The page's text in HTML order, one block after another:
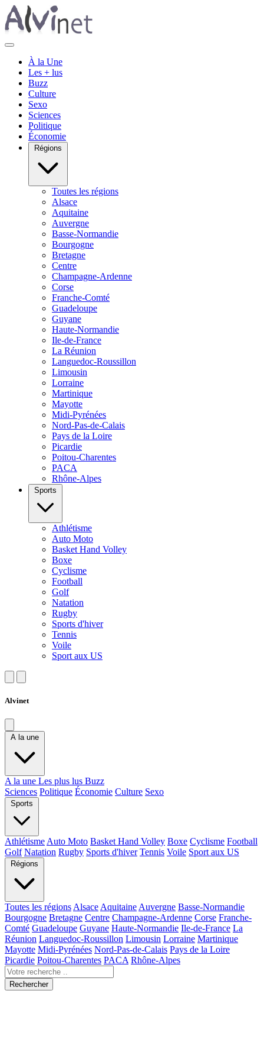
À la Une
Les + lus
Buzz
Culture
Sexo
Sciences
Politique
Économie
Régions
Toutes les régions
Alsace
Aquitaine
Auvergne
Basse-Normandie
Bourgogne
Bretagne
Centre
Champagne-Ardenne
Corse
Franche-Comté
Guadeloupe
Guyane
Haute-Normandie
Ile-de-France
La Réunion
Languedoc-Roussillon
Limousin
Lorraine
Martinique
Mayotte
Midi-Pyrénées
Nord-Pas-de-Calais
Pays de la Loire
Picardie
Poitou-Charentes
PACA
Rhône-Alpes
Sports
Athlétisme
Auto Moto
Basket Hand Volley
Boxe
Cyclisme
Football
Golf
Natation
Rugby
Sports d'hiver
Tennis
Voile
Sport aux US
Alvinet
A la une
A la une Les plus lus Buzz
Sciences Politique Économie Culture Sexo
Sports
Athlétisme Auto Moto Basket Hand Volley Boxe Cyclisme Football
Golf Natation Rugby Sports d'hiver Tennis Voile Sport aux US
Régions
Toutes les régions Alsace Aquitaine Auvergne Basse-Normandie
Bourgogne Bretagne Centre Champagne-Ardenne Corse Franche-
Comté Guadeloupe Guyane Haute-Normandie Ile-de-France La
Réunion Languedoc-Roussillon Limousin Lorraine Martinique
Mayotte Midi-Pyrénées Nord-Pas-de-Calais Pays de la Loire
Picardie Poitou-Charentes PACA Rhône-Alpes
Rechercher